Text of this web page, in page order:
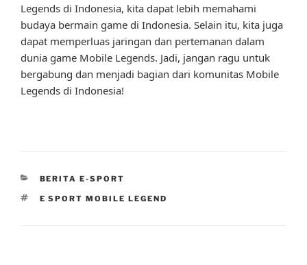
Legends di Indonesia, kita dapat lebih memahami
budaya bermain game di Indonesia. Selain itu, kita juga
dapat memperluas jaringan dan pertemanan dalam
dunia game Mobile Legends. Jadi, jangan ragu untuk
bergabung dan menjadi bagian dari komunitas Mobile
Legends di Indonesia!
CATEGORIES
BERITA E-SPORT
TAGS
E SPORT MOBILE LEGEND